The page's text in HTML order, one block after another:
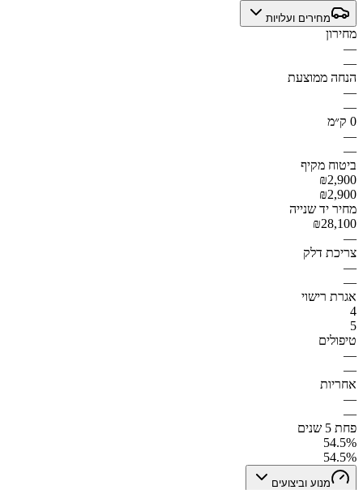
מחירים ועלויות
מחירון
—
—
הנחה ממוצעת
—
—
0 ק״מ
—
—
ביטוח מקיף
₪2,900
₪2,900
מחיר יד שנייה
₪28,100
—
צריכת דלק
—
—
אגרת רישוי
4
5
טיפולים
—
—
אחריות
—
—
פחת 5 שנים
54.5%
54.5%
מנוע וביצועים